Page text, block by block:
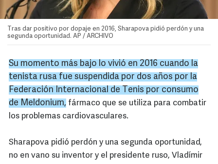
Tras dar positivo por dopaje en 2016, Sharapova pidió perdón y una
segunda oportunidad. AP / ARCHIVO
Su momento más bajo lo vivió en 2016 cuando la
tenista rusa fue suspendida por dos años por la
Federación Internacional de Tenis por consumo
de Meldonium, fármaco que se utiliza para combatir
los problemas cardiovasculares.
Sharapova pidió perdón y una segunda oportunidad,
no en vano su inventor y el presidente ruso, Vladímir